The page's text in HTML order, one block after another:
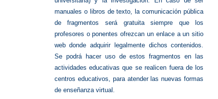
manuales o libros de texto, la comunicación pública
de fragmentos será gratuita siempre que los
profesores o ponentes ofrezcan un enlace a un sitio
web donde adquirir legalmente dichos contenidos.
Se podrá hacer uso de estos fragmentos en las
actividades educativas que se realicen fuera de los
centros educativos, para atender las nuevas formas
de enseñanza virtual.